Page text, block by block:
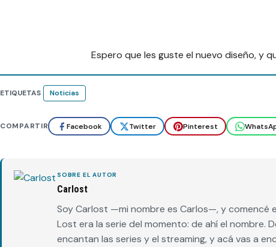
Espero que les guste el nuevo diseño, y
ETIQUETAS Noticias
COMPARTIR Facebook Twitter Pinterest
SOBRE EL AUTOR
Carlost
Soy Carlost —mi nombre es Carlos—, y comencé
Lost era la serie del momento: de ahí el nombre.
encantan las series y el streaming, y acá vas a